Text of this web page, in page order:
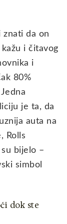
znati da on
kažu i čitavog
i
80%
je ta, da
auta na
Rolls
bijelo –
simbol
dok ste